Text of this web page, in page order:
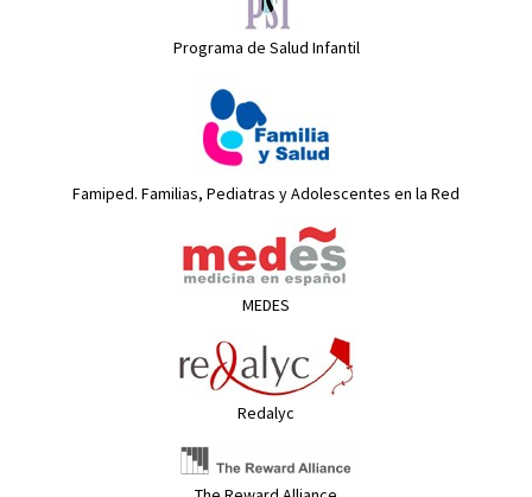
Programa de Salud Infantil
Famiped. Familias, Pediatras y Adolescentes en la Red
MEDES
Redalyc